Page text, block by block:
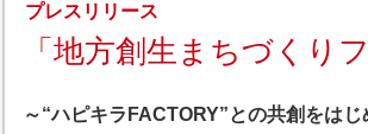
プレスリリース
「地方創生まちづくり
～“ハピキラFACTORY”との共創をは